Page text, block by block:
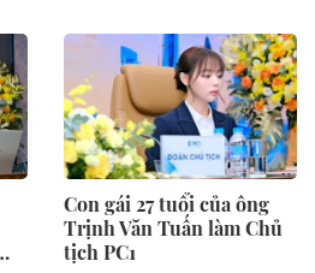
Con gái 27 tuổi của ông
Trịnh Văn Tuấn làm Chủ
tịch PC1